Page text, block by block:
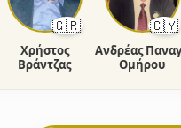
🇬🇷
Χρήστος
Βράντζας
🇨🇾
Ανδρέας Παναγή
Ομήρου